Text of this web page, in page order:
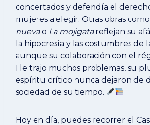
concertados y defendía el
mujeres a elegir. Otras obras como
nuevao La mojigatareflejan su
la hipocresía y las costumbres de
aunque su colaboración con el
I le trajo muchos problemas, su
espíritu crítico nunca dejaron de
sociedad de su tiempo.
Hoy en día, puedes recorrer el